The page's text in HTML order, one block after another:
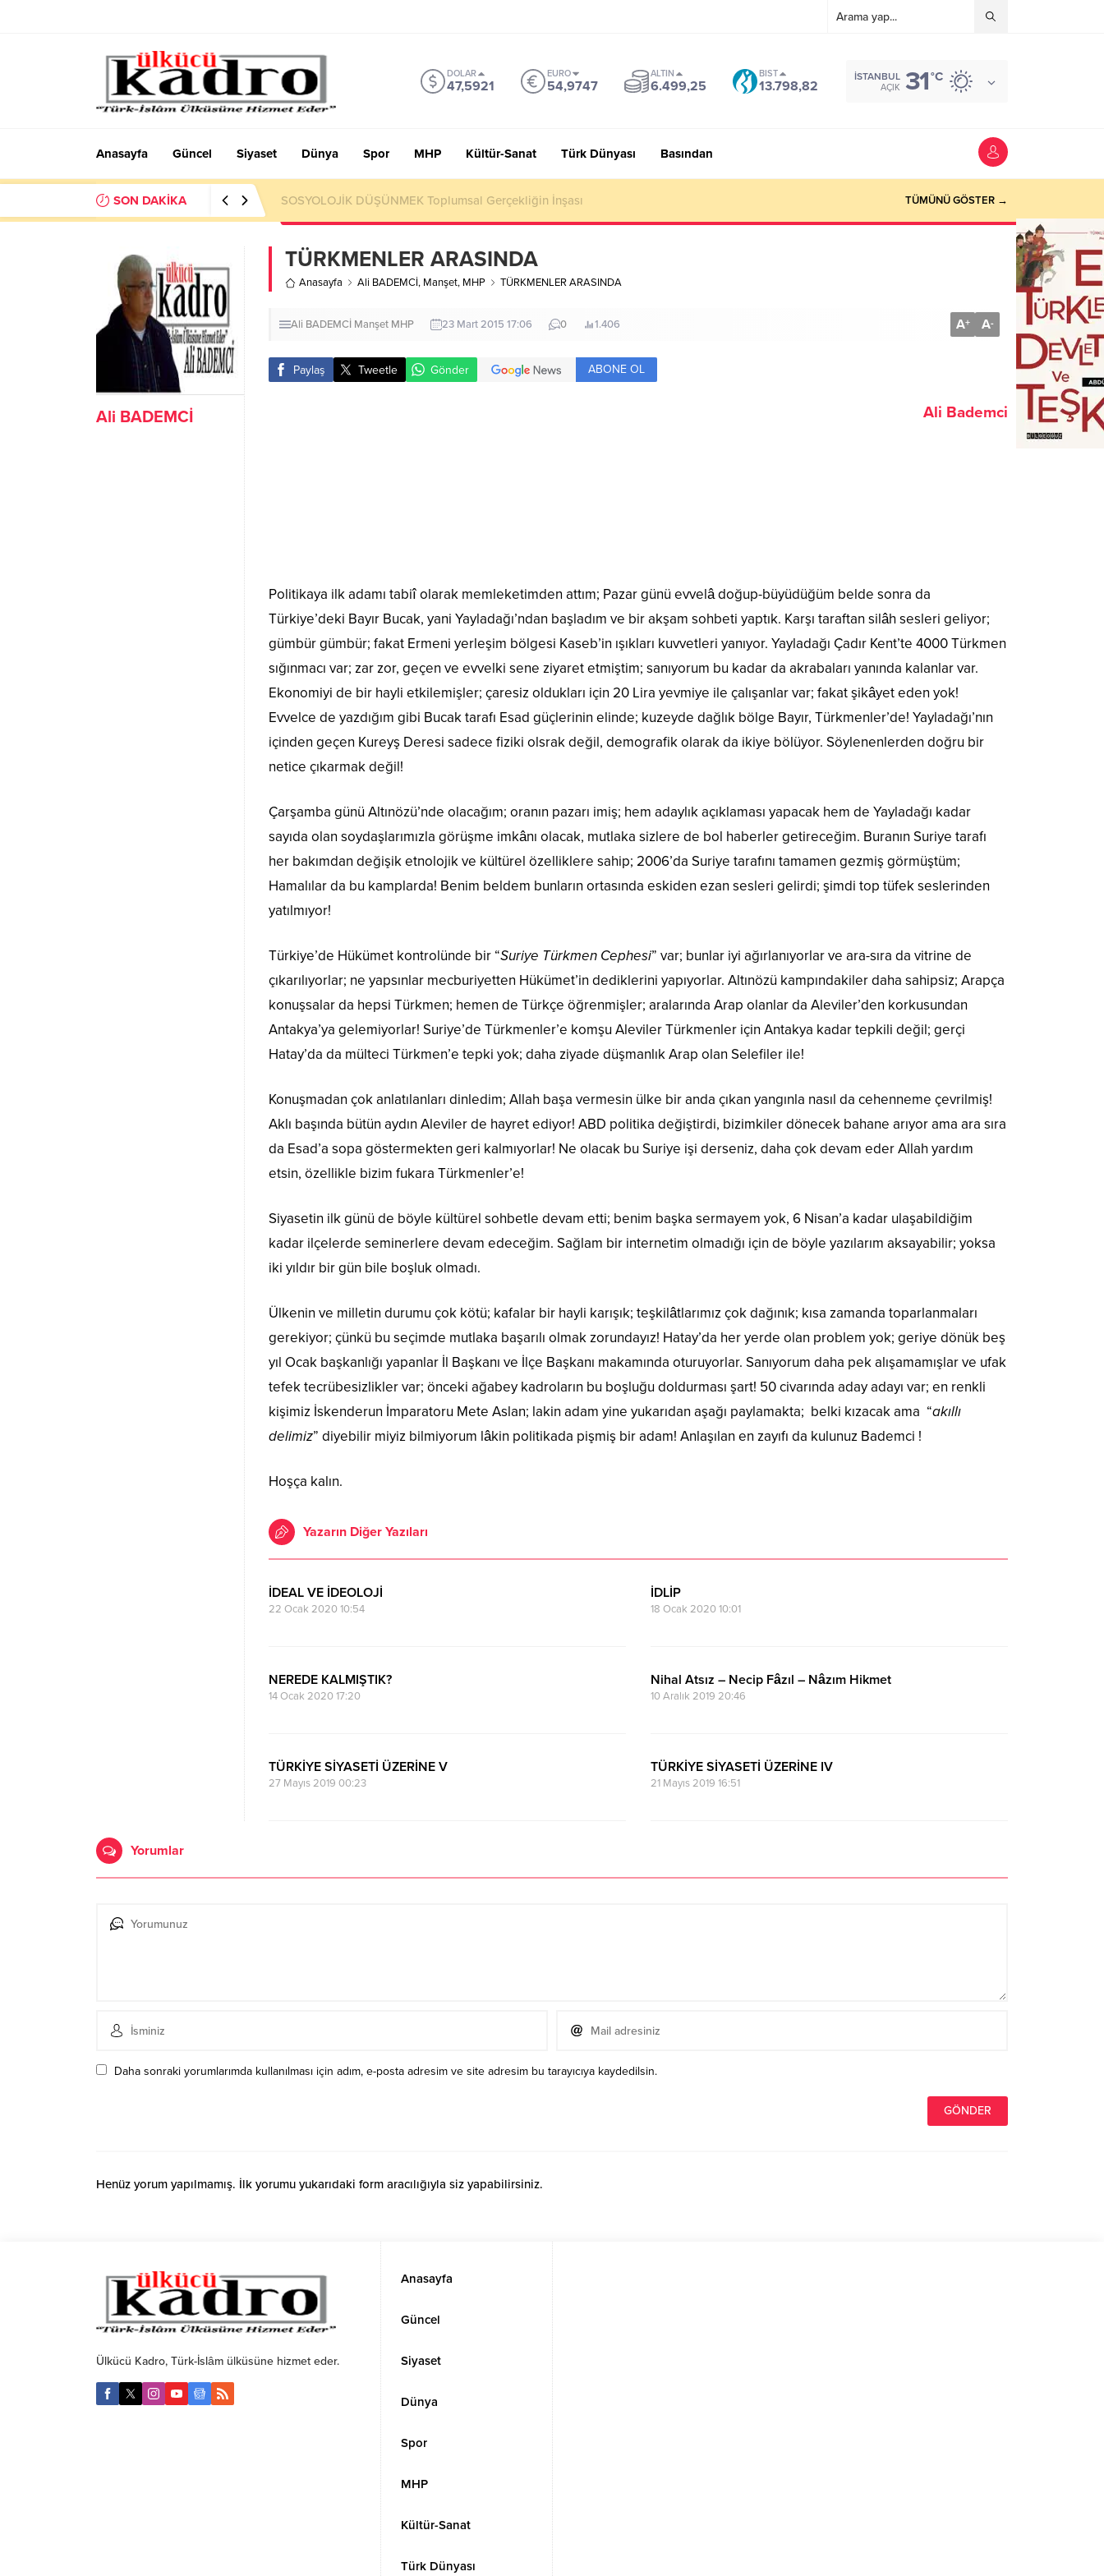
DOLAR
47,5921
EURO
54,9747
ALTIN
6.499,25
BIST
13.798,82
İSTANBUL
AÇIK 31°C
Anasayfa Güncel Siyaset Dünya Spor MHP Kültür-Sanat Türk Dünyası Basından
SON DAKİKA Okumayı Pek de Sevmiyoruz Herhalde TÜMÜNÜ GÖSTER →
Ali BADEMCİ
TÜRKMENLER ARASINDA
Anasayfa Ali BADEMCİ, Manşet, MHP TÜRKMENLER ARASINDA
Ali BADEMCİ Manşet MHP 23 Mart 2015 17:06 0 1.406 A+ A-
Paylaş Tweetle Gönder ABONE OL
Ali Bademci
Politikaya ilk adamı tabiî olarak memleketimden attım; Pazar günü evvelâ doğup-büyüdüğüm belde sonra da
Türkiye’deki Bayır Bucak, yani Yayladağı’ndan başladım ve bir akşam sohbeti yaptık. Karşı taraftan silâh sesleri geliyor;
gümbür gümbür; fakat Ermeni yerleşim bölgesi Kaseb’in ışıkları kuvvetleri yanıyor. Yayladağı Çadır Kent’te 4000 Türkmen
sığınmacı var; zar zor, geçen ve evvelki sene ziyaret etmiştim; sanıyorum bu kadar da akrabaları yanında kalanlar var.
Ekonomiyi de bir hayli etkilemişler; çaresiz oldukları için 20 Lira yevmiye ile çalışanlar var; fakat şikâyet eden yok!
Evvelce de yazdığım gibi Bucak tarafı Esad güçlerinin elinde; kuzeyde dağlık bölge Bayır, Türkmenler’de! Yayladağı’nın
içinden geçen Kureyş Deresi sadece fiziki olsrak değil, demografik olarak da ikiye bölüyor. Söylenenlerden doğru bir
netice çıkarmak değil!
Çarşamba günü Altınözü’nde olacağım; oranın pazarı imiş; hem adaylık açıklaması yapacak hem de Yayladağı kadar
sayıda olan soydaşlarımızla görüşme imkânı olacak, mutlaka sizlere de bol haberler getireceğim. Buranın Suriye tarafı
her bakımdan değişik etnolojik ve kültürel özelliklere sahip; 2006’da Suriye tarafını tamamen gezmiş görmüştüm;
Hamalılar da bu kamplarda! Benim beldem bunların ortasında eskiden ezan sesleri gelirdi; şimdi top tüfek seslerinden
yatılmıyor!
Türkiye’de Hükümet kontrolünde bir “Suriye Türkmen Cephesi” var; bunlar iyi ağırlanıyorlar ve ara-sıra da vitrine de
çıkarılıyorlar; ne yapsınlar mecburiyetten Hükümet’in dediklerini yapıyorlar. Altınözü kampındakiler daha sahipsiz; Arapça
konuşsalar da hepsi Türkmen; hemen de Türkçe öğrenmişler; aralarında Arap olanlar da Aleviler’den korkusundan
Antakya’ya gelemiyorlar! Suriye’de Türkmenler’e komşu Aleviler Türkmenler için Antakya kadar tepkili değil; gerçi
Hatay’da da mülteci Türkmen’e tepki yok; daha ziyade düşmanlık Arap olan Selefiler ile!
Konuşmadan çok anlatılanları dinledim; Allah başa vermesin ülke bir anda çıkan yangınla nasıl da cehenneme çevrilmiş!
Aklı başında bütün aydın Aleviler de hayret ediyor! ABD politika değiştirdi, bizimkiler dönecek bahane arıyor ama ara sıra
da Esad’a sopa göstermekten geri kalmıyorlar! Ne olacak bu Suriye işi derseniz, daha çok devam eder Allah yardım
etsin, özellikle bizim fukara Türkmenler’e!
Siyasetin ilk günü de böyle kültürel sohbetle devam etti; benim başka sermayem yok, 6 Nisan’a kadar ulaşabildiğim
kadar ilçelerde seminerlere devam edeceğim. Sağlam bir internetim olmadığı için de böyle yazılarım aksayabilir; yoksa
iki yıldır bir gün bile boşluk olmadı.
Ülkenin ve milletin durumu çok kötü; kafalar bir hayli karışık; teşkilâtlarımız çok dağınık; kısa zamanda toparlanmaları
gerekiyor; çünkü bu seçimde mutlaka başarılı olmak zorundayız! Hatay’da her yerde olan problem yok; geriye dönük beş
yıl Ocak başkanlığı yapanlar İl Başkanı ve İlçe Başkanı makamında oturuyorlar. Sanıyorum daha pek alışamamışlar ve ufak
tefek tecrübesizlikler var; önceki ağabey kadroların bu boşluğu doldurması şart! 50 civarında aday adayı var; en renkli
kişimiz İskenderun İmparatoru Mete Aslan; lakin adam yine yukarıdan aşağı paylamakta; belki kızacak ama “akıllı
delimiz” diyebilir miyiz bilmiyorum lâkin politikada pişmiş bir adam! Anlaşılan en zayıfı da kulunuz Bademci !
Hoşça kalın.
Yazarın Diğer Yazıları
İDEAL VE İDEOLOJİ
22 Ocak 2020 10:54
İDLİP
18 Ocak 2020 10:01
NEREDE KALMIŞTIK?
14 Ocak 2020 17:20
Nihal Atsız – Necip Fâzıl – Nâzım Hikmet
10 Aralık 2019 20:46
TÜRKİYE SİYASETİ ÜZERİNE V
27 Mayıs 2019 00:23
TÜRKİYE SİYASETİ ÜZERİNE IV
21 Mayıs 2019 16:51
Yorumlar
Daha sonraki yorumlarımda kullanılması için adım, e-posta adresim ve site adresim bu tarayıcıya kaydedilsin.
Henüz yorum yapılmamış. İlk yorumu yukarıdaki form aracılığıyla siz yapabilirsiniz.
Ülkücü Kadro, Türk-İslâm ülküsüne hizmet eder.
Anasayfa
Güncel
Siyaset
Dünya
Spor
MHP
Kültür-Sanat
Türk Dünyası